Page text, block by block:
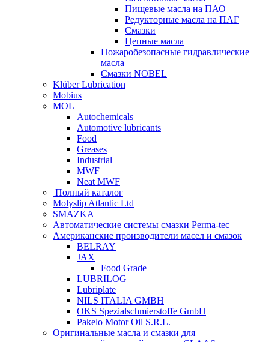
Пищевые масла на ПАО
Редукторные масла на ПАГ
Смазки
Цепные масла
Пожаробезопасные гидравлические
масла
Смазки NOBEL
Klüber Lubrication
Mobius
MOL
Autochemicals
Automotive lubricants
Food
Greases
Industrial
MWF
Neat MWF
Полный каталог
Molyslip Atlantic Ltd
SMAZKA
Автоматические системы смазки Perma-tec
Американские производители масел и смазок
BELRAY
JAX
Food Grade
LUBRILOG
Lubriplate
NILS ITALIA GMBH
OKS Spezialschmierstoffe GmbH
Pakelo Motor Oil S.R.L.
Оригинальные масла и смазки для